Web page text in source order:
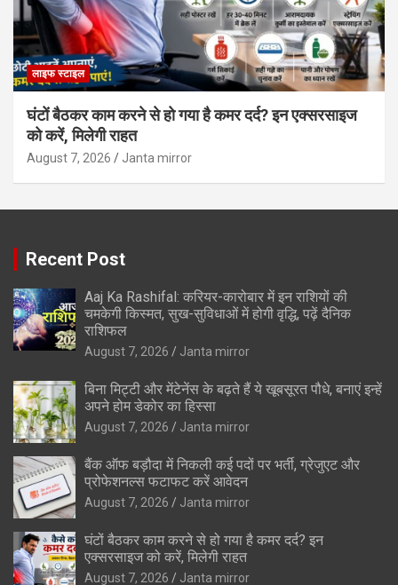
लाइफ स्टाइल
घंटों बैठकर काम करने से हो गया है कमर दर्द? इन एक्सरसाइज
को करें, मिलेगी राहत
August 7, 2026 Janta mirror
Recent Post
Aaj Ka Rashifal: करियर-कारोबार में इन राशियों की
चमकेगी किस्मत, सुख-सुविधाओं में होगी वृद्धि, पढ़ें दैनिक
राशिफल
August 7, 2026 Janta mirror
बिना मिट्टी और मेंटेनेंस के बढ़ते हैं ये खूबसूरत पौधे, बनाएं इन्‍हें
अपने होम डेकोर का हिस्‍सा
August 7, 2026 Janta mirror
बैंक ऑफ बड़ौदा में निकली कई पदों पर भर्ती, ग्रेजुएट और
प्रोफेशनल्स फटाफट करें आवेदन
August 7, 2026 Janta mirror
घंटों बैठकर काम करने से हो गया है कमर दर्द? इन
एक्सरसाइज को करें, मिलेगी राहत
August 7, 2026 Janta mirror